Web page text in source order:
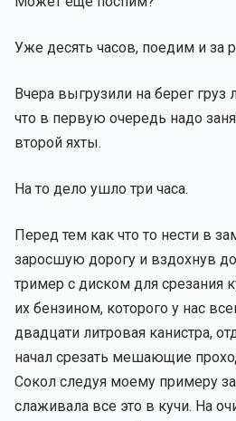
Уже десять часов, поедим и за
Вчера выгрузили на берег груз
что в первую очередь надо
второй яхты.
На то дело ушло три часа.
Перед тем как что то нести в
заросшую дорогу и вздохнув
тример с диском для срезания
их бензином, которого у нас
двадцати литровая канистра,
начал срезать мешающие
Сокол следуя моему примеру
слаживала все это в кучи. На